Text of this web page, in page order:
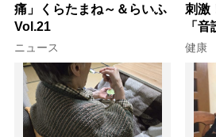
痛」くらたまね～＆らいふ
Vol.21
ニュース
刺激
「
意
健康